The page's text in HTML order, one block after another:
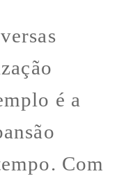
é a
Com